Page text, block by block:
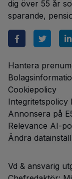
dig över 55 år
sparande,
Hantera
Cookiepolicy
Integritetspolicy
Annonsera på
Relevance AI-
Ändra
Vd & ansvarig